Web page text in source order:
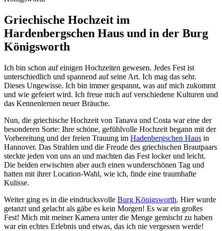
Griechische Hochzeit im
Hardenbergschen Haus und in der Burg
Königsworth
Ich bin schon auf einigen Hochzeiten gewesen. Jedes Fest ist
unterschiedlich und spannend auf seine Art. Ich mag das sehr.
Dieses Ungewisse. Ich bin immer gespannt, was auf mich zukommt
und wie gefeiert wird. Ich freue mich auf verschiedene Kulturen und
das Kennenlernen neuer Bräuche.
Nun, die griechische Hochzeit von Tanava und Costa war eine der
besonderen Sorte: Ihre schöne, gefühlvolle Hochzeit begann mit der
Vorbereitung und der freien Trauung im Hadenbergschen Haus in
Hannover. Das Strahlen und die Freude des griechischen Brautpaars
steckte jeden von uns an und machten das Fest locker und leicht.
Die beiden erwischten aber auch einen wunderschönen Tag und
hatten mit ihrer Location-Wahl, wie ich, finde eine traumhafte
Kulisse.
Weiter ging es in die eindrucksvolle Burg Königsworth. Hier wurde
getanzt und gelacht als gäbe es kein Morgen! Es war ein großes
Fest! Mich mit meiner Kamera unter die Menge gemischt zu haben
war ein echtes Erlebnis und etwas, das ich nie vergessen werde!